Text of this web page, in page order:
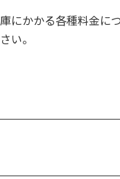
にかかる各種料金に
い。